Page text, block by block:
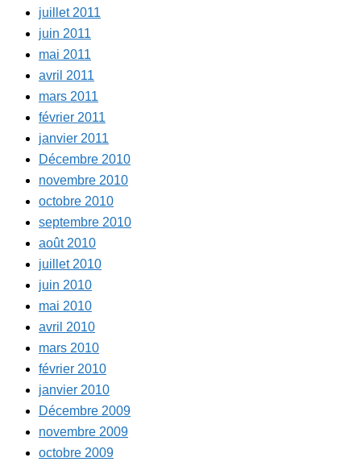
juillet 2011
juin 2011
mai 2011
avril 2011
mars 2011
février 2011
janvier 2011
Décembre 2010
novembre 2010
octobre 2010
septembre 2010
août 2010
juillet 2010
juin 2010
mai 2010
avril 2010
mars 2010
février 2010
janvier 2010
Décembre 2009
novembre 2009
octobre 2009